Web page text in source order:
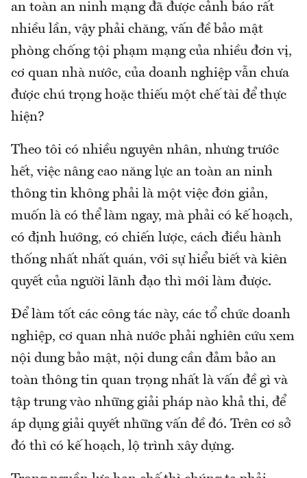
an toàn an ninh mạng đã được cảnh báo rất
nhiều lần, vậy phải chăng, vấn đề bảo mật
phòng chống tội phạm mạng của nhiều đơn vị,
cơ quan nhà nước, của doanh nghiệp vẫn chưa
được chú trọng hoặc thiếu một chế tài để thực
hiện?
Theo tôi có nhiều nguyên nhân, nhưng trước
hết, việc nâng cao năng lực an toàn an ninh
thông tin không phải là một việc đơn giản,
muốn là có thể làm ngay, mà phải có kế hoạch,
có định hướng, có chiến lược, cách điều hành
thống nhất nhất quán, với sự hiểu biết và kiên
quyết của người lãnh đạo thì mới làm được.
Để làm tốt các công tác này, các tổ chức doanh
nghiệp, cơ quan nhà nước phải nghiên cứu xem
nội dung bảo mật, nội dung cần đảm bảo an
toàn thông tin quan trọng nhất là vấn đề gì và
tập trung vào những giải pháp nào khả thi, để
áp dụng giải quyết những vấn đề đó. Trên cơ sở
đó thì có kế hoạch, lộ trình xây dựng.